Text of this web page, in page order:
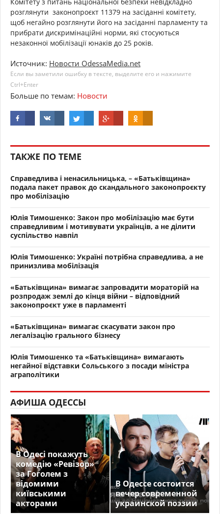
розглянути законопроєкт 11379 на засіданні комітету,
щоб негайно розглянути його на засіданні парламенту та
прибрати дискримінаційні норми, які стосуються
незаконної мобілізації юнаків до 25 років.
Источник: Новости OdessaMedia.net
Если вы заметили ошибку в тексте, выделите его и нажимите
Ctrl+Enter
Больше по темам: Новости
ТАКЖЕ ПО ТЕМЕ
Справедлива і ненасильницька, – «Батьківщина»
подала пакет правок до скандального законопроєкту
про мобілізацію
Юлія Тимошенко: Закон про мобілізацію має бути
справедливим і мотивувати українців, а не ділити
суспільство навпіл
Юлія Тимошенко: Україні потрібна справедлива, а не
принизлива мобілізація
«Батьківщина» вимагає запровадити мораторій на
розпродаж землі до кінця війни – відповідний
законопроєкт уже в парламенті
«Батьківщина» вимагає скасувати закон про
легалізацію грального бізнесу
Юлія Тимошенко та «Батьківщина» вимагають
негайної відставки Сольського з посади міністра
аграполітики
АФИША ОДЕССЫ
В Одесі покажуть
комедію «Ревізор»
за Гоголем з
відомими
київськими
акторами
В Одессе состоится
вечер современной
украинской поэзии